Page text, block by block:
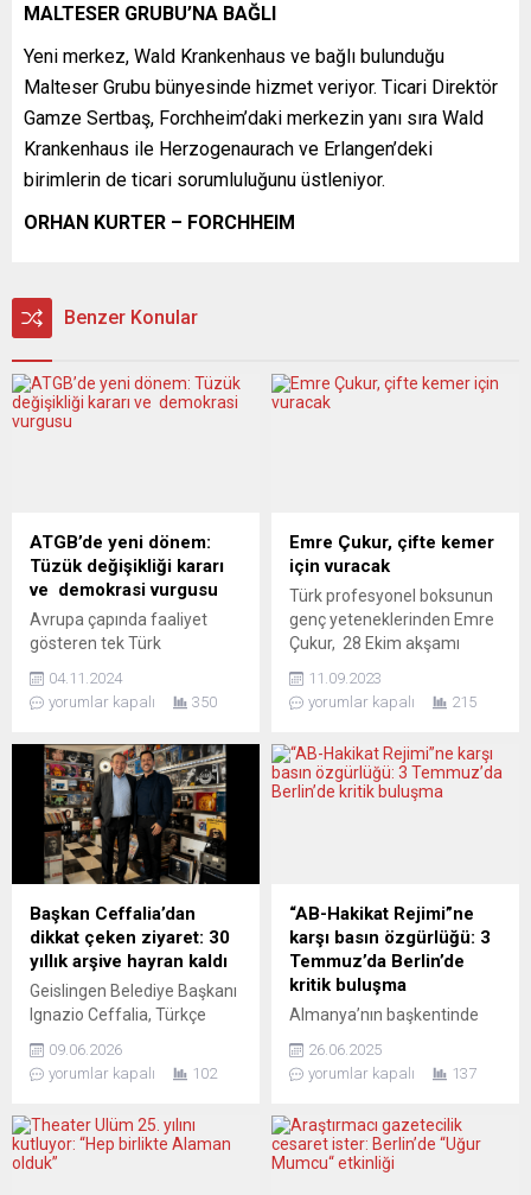
MALTESER GRUBU’NA BAĞLI
Yeni merkez, Wald Krankenhaus ve bağlı bulunduğu
Malteser Grubu bünyesinde hizmet veriyor. Ticari Direktör
Gamze Sertbaş, Forchheim’daki merkezin yanı sıra Wald
Krankenhaus ile Herzogenaurach ve Erlangen’deki
birimlerin de ticari sorumluluğunu üstleniyor.
ORHAN KURTER – FORCHHEIM
Benzer Konular
ATGB’de yeni dönem:
Tüzük değişikliği kararı
ve demokrasi vurgusu
Avrupa çapında faaliyet
gösteren tek Türk
Türk Gazeteciler Birliği’nin
(ATGB) 9’uncu genel kurulu
Frankfurt Halkevi’nde
düzenlenen genel kurulda
gazeteci – yazar Recai Aksu
Başkanlığa yeniden seçildi
ve güven tazeledi. BAŞKAN
RECAİ AKSU: “ATGB
GÜÇLENEREK YOLUNA
DEVAM EDİYOR” ATGB
Başkanı Recai Aksu, genel
kuruldan birlik ve...
04.11.2024
yorumlar kapalı
350
Emre Çukur, çifte kemer
için vuracak
Türk profesyonel boksunun
genç yeteneklerinden Emre
Çukur, 28 Ekim akşamı
çifte şampiyonluk için
eldiven giyecek. Genç
boks biriği) ve IBF
(Uluslararası Boks
Levent Çukur’un oğlu Emre
Çukur, başarıdan başarıya
koşuyor. Bugüne kadar
profesyonel...
11.09.2023
yorumlar kapalı
215
Başkan Ceffalia’dan
dikkat çeken ziyaret: 30
yıllık arşive hayran kaldı
Geislingen Belediye Başkanı
Ignazio Ceffalia, Türkçe
Prestige Müzik’i ziyaret etti.
Avrupa’da Türkçe müzik
hizmet veren işletmenin
sahibi Erol Uzvanik, 30 yılı
09.06.2026
yorumlar kapalı
102
“AB-Hakikat Rejimi”ne
karşı basın özgürlüğü: 3
Temmuz’da Berlin’de
kritik buluşma
Almanya’nın başkentinde
“Hakikat Rejimi”ne karşı
basın özgürlüğü” başlığı
Berlin’deki bu kritik
Buluşmada gazetecilere
26.06.2025
yorumlar kapalı
137